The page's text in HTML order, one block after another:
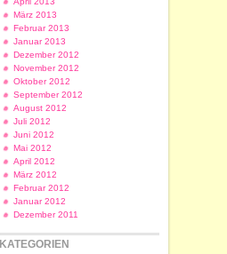
März 2013
Februar 2013
Januar 2013
Dezember 2012
November 2012
Oktober 2012
September 2012
August 2012
Juli 2012
Juni 2012
Mai 2012
April 2012
März 2012
Februar 2012
Januar 2012
Dezember 2011
KATEGORIEN